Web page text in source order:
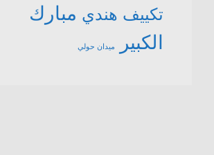
تكييف هندي مبارك
الكبير
ميدان حولي